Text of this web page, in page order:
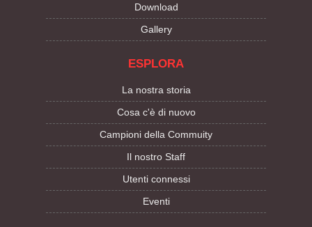
Download
Gallery
ESPLORA
La nostra storia
Cosa c'è di nuovo
Campioni della Commuity
Il nostro Staff
Utenti connessi
Eventi